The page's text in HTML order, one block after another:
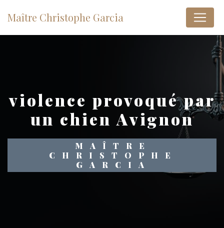
Maître Christophe Garcia
violence provoqué par
un chien Avignon
MAÎTRE
CHRISTOPHE
GARCIA